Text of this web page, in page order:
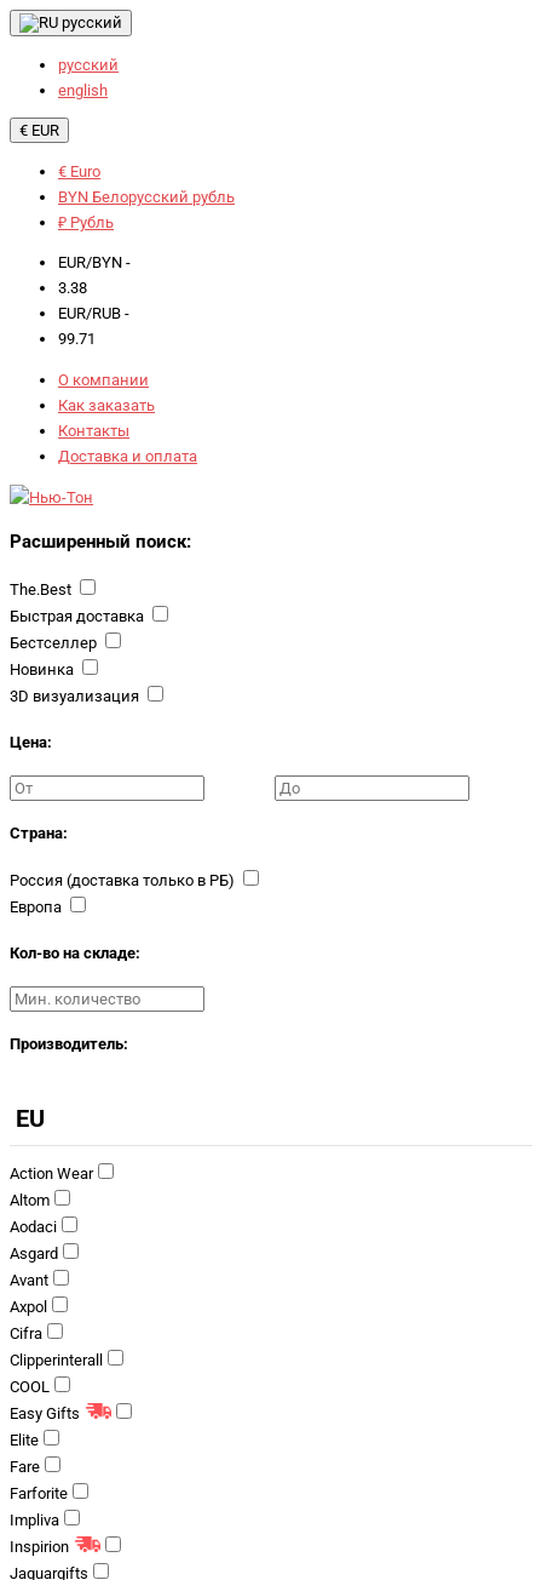
русский
русский
english
€ EUR
€ Euro
BYN Белорусский рубль
₽ Рубль
EUR/BYN -
3.38
EUR/RUB -
99.71
О компании
Как заказать
Контакты
Доставка и оплата
Расширенный поиск:
The.Best
Быстрая доставка
Бестселлер
Новинка
3D визуализация
Цена:
Страна:
Россия (доставка только в РБ)
Европа
Кол-во на складе:
Производитель:
EU
Action Wear
Altom
Aodaci
Asgard
Avant
Axpol
Cifra
Clipperinterall
COOL
Easy Gifts
Elite
Fare
Farforite
Impliva
Inspirion
Jaguargifts